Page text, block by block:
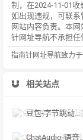
制，在2024-11-01
如出现违规，可联
网站内容负责。本
针网址导航不承担任
指南针网址导航致力
相关站点
豆包-字节跳动打造的多功能AI对话工具
ChatAudio-语音转文字 + 总结 + 对话